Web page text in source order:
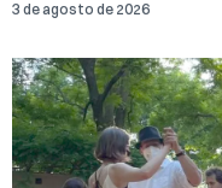
3 de agosto de 2026